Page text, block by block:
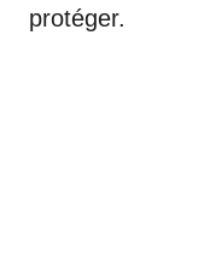
protéger.